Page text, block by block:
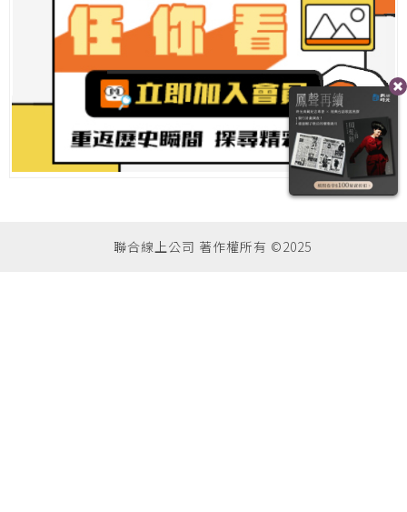
聯合線上公司 著作權所有 ©2025